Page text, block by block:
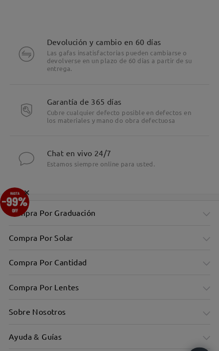
Devolución y cambio en 60 días
Las gafas insatisfactorias pueden cambiarse o
devolverse en un plazo de 60 días a partir de su
entrega.
Garantía de 365 días
Cubre cualquier defecto posible en defectos en
los materiales y mano do obra defectuosa
Chat en vivo 24/7
Estamos siempre online para usted.
Compra Por Graduación
Compra Por Solar
Compra Por Cantidad
Compra Por Lentes
Sobre Nosotros
Ayuda & Guías
×